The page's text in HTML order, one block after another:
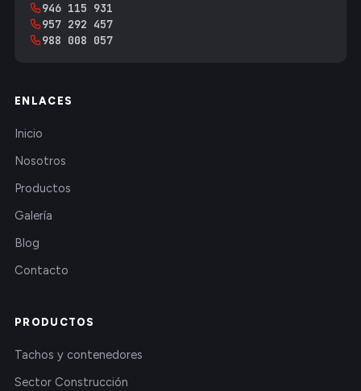
946 115 931
957 292 457
988 008 057
ENLACES
Inicio
Nosotros
Productos
Galería
Blog
Contacto
PRODUCTOS
Tachos y contenedores
Sector Construcción